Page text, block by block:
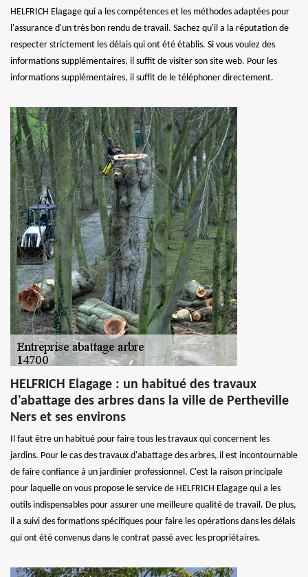
HELFRICH Elagage qui a les compétences et les méthodes adaptées pour
l'assurance d'un très bon rendu de travail. Sachez qu'il a la réputation de
respecter strictement les délais qui ont été établis. Si vous voulez des
informations supplémentaires, il suffit de visiter son site web. Pour les
informations supplémentaires, il suffit de le téléphoner directement.
HELFRICH Elagage : un habitué des travaux
d'abattage des arbres dans la ville de Pertheville
Ners et ses environs
Il faut être un habitué pour faire tous les travaux qui concernent les
jardins. Pour le cas des travaux d'abattage des arbres, il est incontournable
de faire confiance à un jardinier professionnel. C'est la raison principale
pour laquelle on vous propose le service de HELFRICH Elagage qui a les
outils indispensables pour assurer une meilleure qualité de travail. De plus,
il a suivi des formations spécifiques pour faire les opérations dans les délais
qui ont été convenus dans le contrat passé avec les propriétaires.